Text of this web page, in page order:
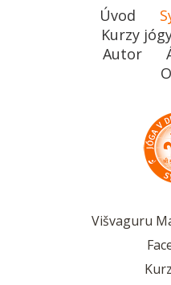
Úvod
Kurzy
Autor
Višvaguru